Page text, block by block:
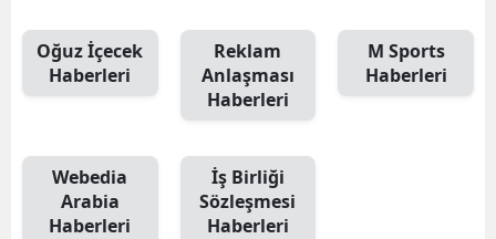
Oğuz İçecek
Haberleri
Reklam
Anlaşması
Haberleri
M Sports
Haberleri
Webedia
Arabia
Haberleri
İş Birliği
Sözleşmesi
Haberleri